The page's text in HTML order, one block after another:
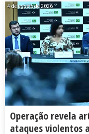
4 de agosto de 2026
Operação revela
ataques violentos